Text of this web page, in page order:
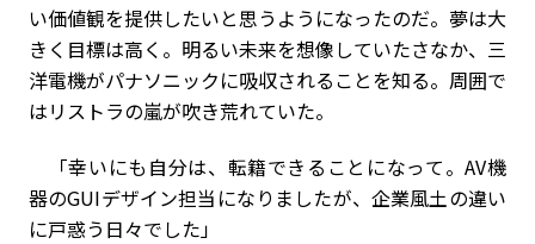
い価値観を提供したいと思うようになったのだ。夢は大
きく目標は高く。明るい未来を想像していたさなか、三
洋電機がパナソニックに吸収されることを知る。周囲で
はリストラの嵐が吹き荒れていた。
「幸いにも自分は、転籍できることになって。AV機
器のGUIデザイン担当になりましたが、企業風土の違い
に戸惑う日々でした」